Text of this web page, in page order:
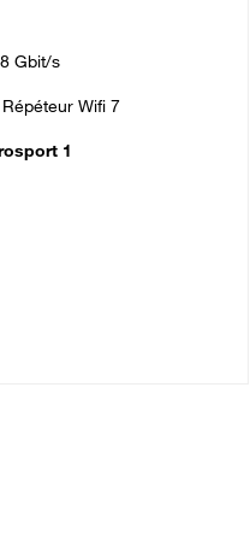
Gbit/s
Wifi 7
1